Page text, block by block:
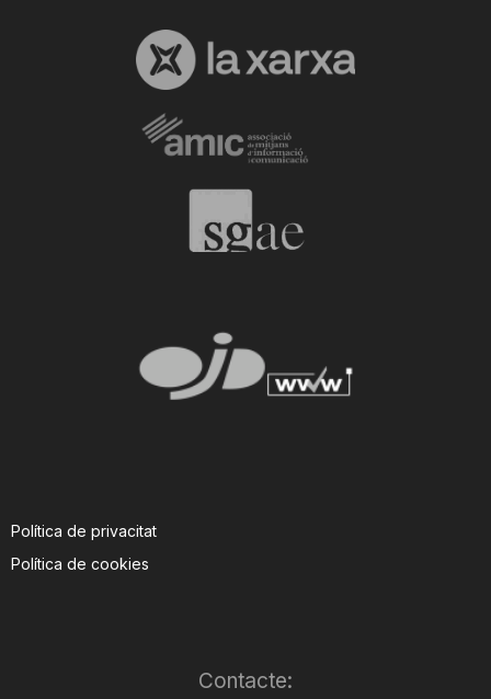
Política de privacitat
Política de cookies
Contacte: